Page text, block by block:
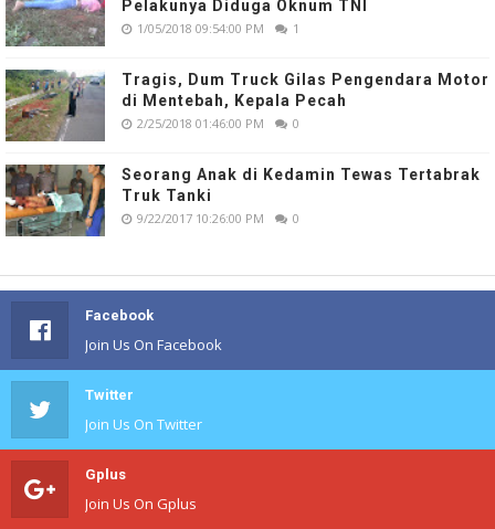
Pelakunya Diduga Oknum TNI
1/05/2018 09:54:00 PM 1
Tragis, Dum Truck Gilas Pengendara Motor
di Mentebah, Kepala Pecah
2/25/2018 01:46:00 PM 0
Seorang Anak di Kedamin Tewas Tertabrak
Truk Tanki
9/22/2017 10:26:00 PM 0
Facebook
Join Us On Facebook
Twitter
Join Us On Twitter
Gplus
Join Us On Gplus